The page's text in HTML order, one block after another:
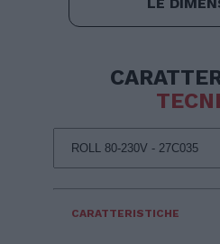
CARATTERISTICHE